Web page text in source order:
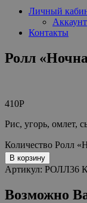
Личный
Аккаунт
Контакты
Ролл
410Р
Рис, угорь, омлет,
Количество Ролл
В корзину
Артикул: РОЛЛ36
Возможно